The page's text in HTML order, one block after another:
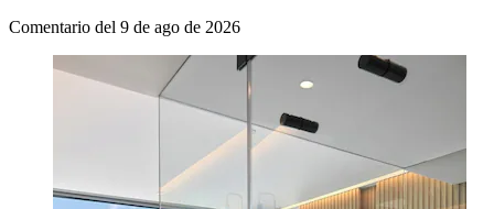
Comentario del 9 de ago de 2026